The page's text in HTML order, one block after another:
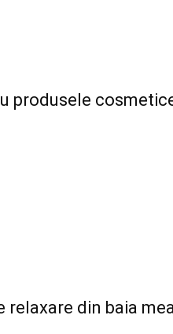
produsele
relaxare din baia